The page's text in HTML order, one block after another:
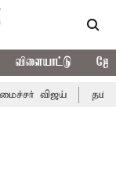
விளையாட்டு
தமிழக